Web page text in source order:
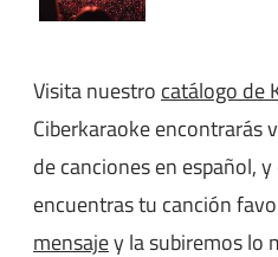
Visita nuestro catálogo de
Ciberkaraoke encontrarás
de canciones en español,
encuentras tu canción
mensajey la subiremos lo